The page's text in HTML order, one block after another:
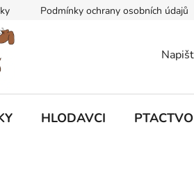
Podmínky ochrany osobních údajů
HLODAVCI PTACTVO